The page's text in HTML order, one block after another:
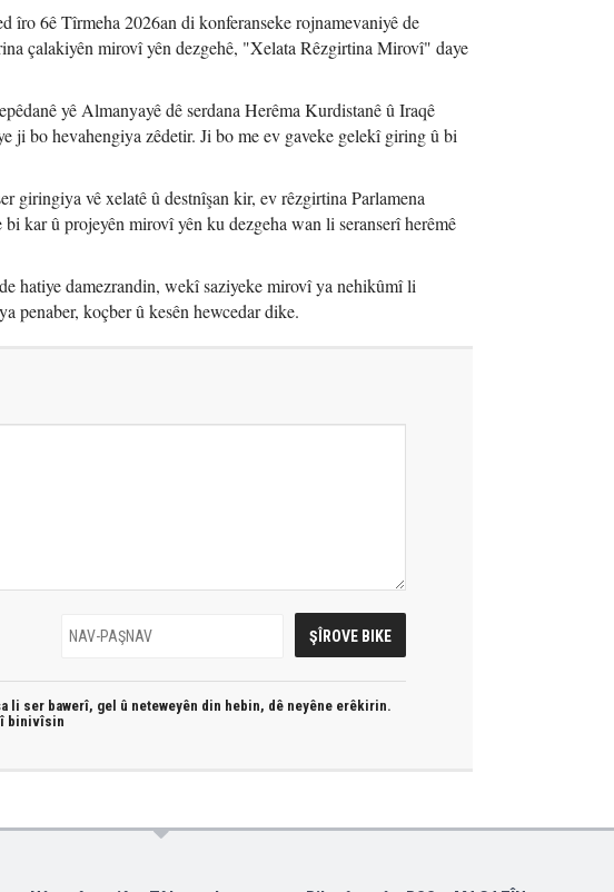
îro 6ê Tîrmeha 2026an di konferanseke rojnamevaniyê de
çalakiyên mirovî yên dezgehê, "Xelata Rêzgirtina Mirovî" daye
yê Almanyayê dê serdana Herêma Kurdistanê û Iraqê
ji bo hevahengiya zêdetir. Ji bo me ev gaveke gelekî giring û bi
giringiya vê xelatê û destnîşan kir, ev rêzgirtina Parlamena
kar û projeyên mirovî yên ku dezgeha wan li seranserî herêmê
hatiye damezrandin, wekî saziyeke mirovî ya nehikûmî li
penaber, koçber û kesên hewcedar dike.
li ser bawerî, gel û neteweyên din hebin, dê neyêne erêkirin.
binivîsin